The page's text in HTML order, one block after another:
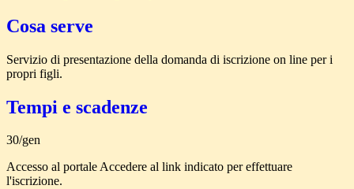
Cosa serve
Servizio di presentazione della domanda di iscrizione on line per i
propri figli.
Tempi e scadenze
30/gen
Accesso al portale Accedere al link indicato per effettuare
l'iscrizione.